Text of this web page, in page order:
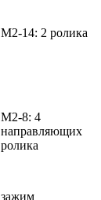
М2-14: 2 ролика
М2-8: 4
направляющих
ролика
зажим